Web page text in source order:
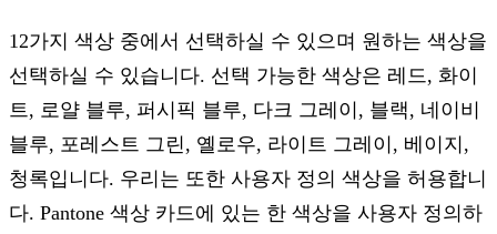
12가지 색상 중에서 선택하실 수 있으며 원하는 색상을
선택하실 수 있습니다. 선택 가능한 색상은 레드, 화이
트, 로얄 블루, 퍼시픽 블루, 다크 그레이, 블랙, 네이비
블루, 포레스트 그린, 옐로우, 라이트 그레이, 베이지,
청록입니다. 우리는 또한 사용자 정의 색상을 허용합니
다. Pantone 색상 카드에 있는 한 색상을 사용자 정의하